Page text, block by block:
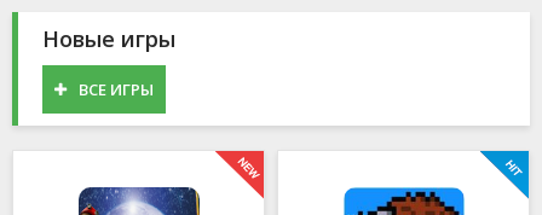
Новые игры
ВСЕ ИГРЫ